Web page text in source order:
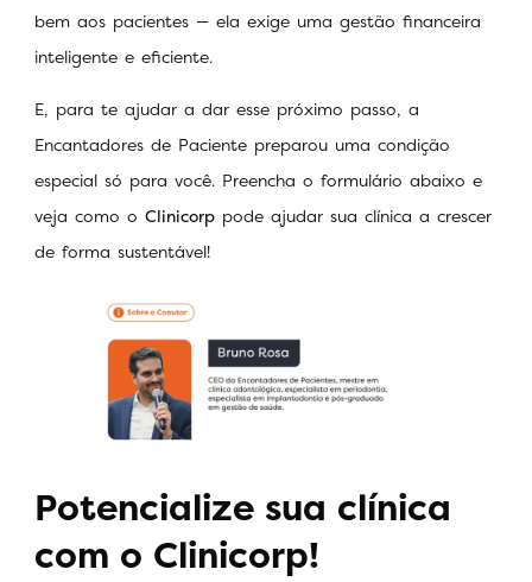
bem aos pacientes — ela exige uma gestão financeira
inteligente e eficiente.
E, para te ajudar a dar esse próximo passo, a
Encantadores de Paciente preparou uma condição
especial só para você. Preencha o formulário abaixo e
veja como o Clinicorp pode ajudar sua clínica a crescer
de forma sustentável!
Potencialize sua clínica
com o Clinicorp!